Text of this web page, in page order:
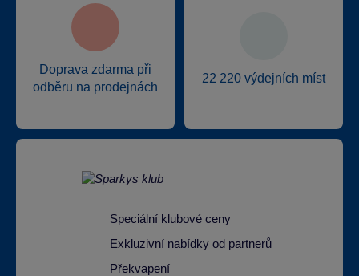
Doprava zdarma při
odběru na prodejnách
22 220 výdejních míst
Speciální klubové ceny
Exkluzivní nabídky od partnerů
Překvapení